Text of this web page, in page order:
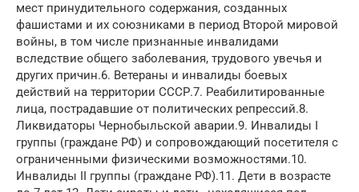
мест принудительного содержания, созданных
фашистами и их союзниками в период Второй мировой
войны, в том числе признанные инвалидами
вследствие общего заболевания, трудового увечья и
других причин.6. Ветераны и инвалиды боевых
действий на территории СССР.7. Реабилитированные
лица, пострадавшие от политических репрессий.8.
Ликвидаторы Чернобыльской аварии.9. Инвалиды I
группы (граждане РФ) и сопровождающий посетителя с
ограниченными физическими возможностями.10.
Инвалиды II группы (граждане РФ).11. Дети в возрасте